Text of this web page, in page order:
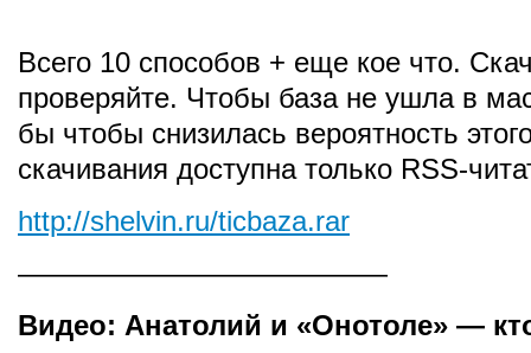
Всего 10 способов + еще кое что.
проверяйте. Чтобы база не ушла в
бы чтобы снизилась вероятность
скачивания доступна только RSS-
http://shelvin.ru/ticbaza.rar
—————————————
Видео: Анатолий и «Онотоле» —